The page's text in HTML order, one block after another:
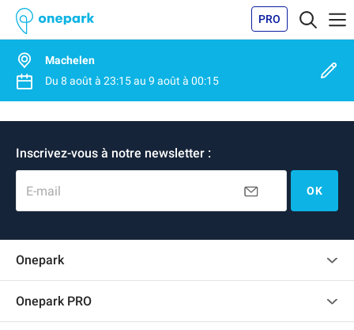
PRO
Machelen
Du 8 août à 23:15au 9 août à 00:15
Inscrivez-vous à notre newsletter :
E-mail OK
Onepark
Recrutement
Onepark PRO